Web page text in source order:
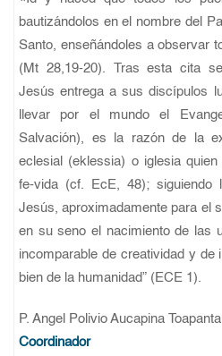
bautizándolos en el nombre del
Santo, enseñándoles a observar
(Mt 28,19-20). Tras esta cita
Jesús entrega a sus discípulos
llevar por el mundo el
Salvación), es la razón de la
eclesial (eklessia) o iglesia
fe-vida (cf. EcE, 48); siguiendo
Jesús, aproximadamente para el
en su seno el nacimiento de las
incomparable de creatividad y de
bien de la humanidad” (ECE 1).
P. Angel Polivio Aucapina
Coordinador